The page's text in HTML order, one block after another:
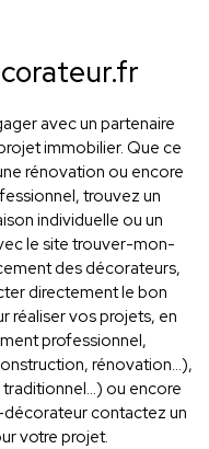
avec un partenaire
immobilier. Que ce
rénovation ou encore
trouvez un
individuelle ou un
le site trouver-mon-
des décorateurs,
directement le bon
réaliser vos projets, en
professionnel,
rénovation...),
ou encore
contactez un
votre projet.